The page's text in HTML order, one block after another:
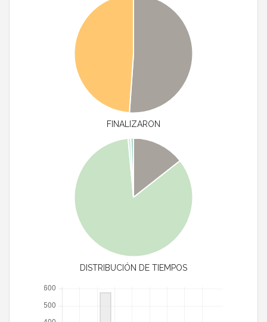
FINALIZARON
DISTRIBUCIÓN DE TIEMPOS